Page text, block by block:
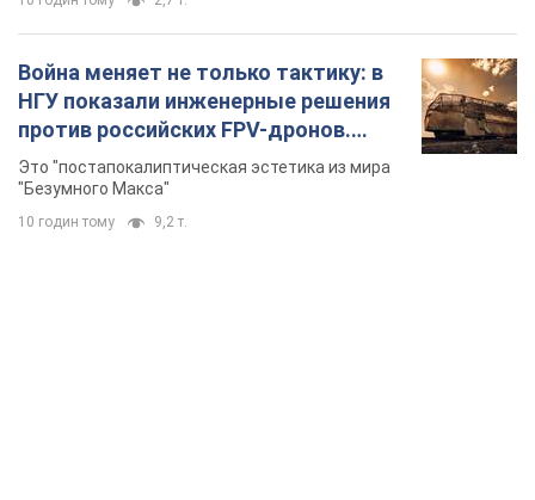
Война меняет не только тактику: в
НГУ показали инженерные решения
против российских FPV-дронов.
Фото
Это "постапокалиптическая эстетика из мира
"Безумного Макса"
10 годин тому 9,2 т.